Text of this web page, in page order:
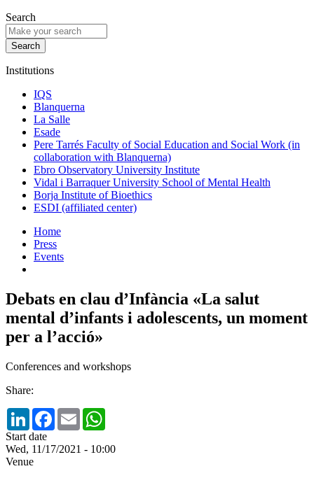
Search
Institutions
IQS
Blanquerna
La Salle
Esade
Pere Tarrés Faculty of Social Education and Social Work (in
collaboration with Blanquerna)
Ebro Observatory University Institute
Vidal i Barraquer University School of Mental Health
Borja Institute of Bioethics
ESDI (affiliated center)
Home
Press
Events
Debats en clau d’Infància «La salut
mental d’infants i adolescents, un moment
per a l’acció»
Conferences and workshops
Share:
LinkedInFacebook
Email
Start date
Wed, 11/17/2021 - 10:00
Venue